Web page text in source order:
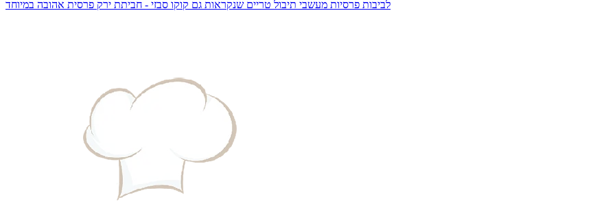
לביבות פרסיות מעשבי תיבול טריים שנקראות גם קוקו סבזי - חביתת ירק פרסית אהובה במיוחד